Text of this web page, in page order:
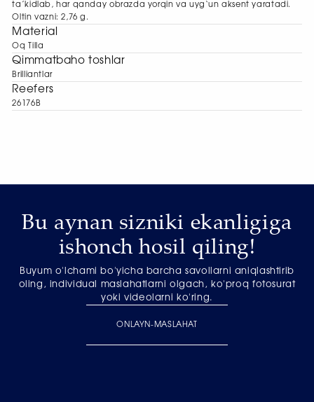
ta’kidlab, har qanday obrazda yorqin va uyg‘un aksent yaratadi.
Oltin vazni: 2,76 g.
Material
Oq Tilla
Qimmatbaho toshlar
Brilliantlar
Reefers
26176B
Bu aynan sizniki ekanligiga
ishonch hosil qiling!
Buyum o'lchami bo'yicha barcha savollarni aniqlashtirib
oling, individual maslahatlarni olgach, ko'proq fotosurat
yoki videolarni ko'ring.
ONLAYN-MASLAHAT